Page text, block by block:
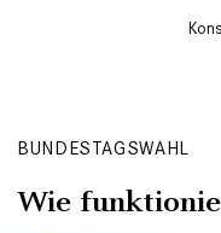
BUNDESTAGSWAHL
Wie